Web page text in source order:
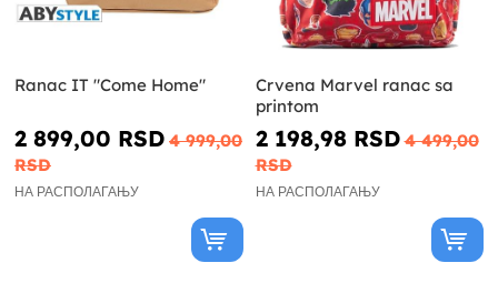
Ranac IT "Come Home"
2 899,00 RSD 4 999,00
RSD
НА РАСПОЛАГАЊУ
Crvena Marvel ranac sa
printom
2 198,98 RSD 4 499,00
RSD
НА РАСПОЛАГАЊУ